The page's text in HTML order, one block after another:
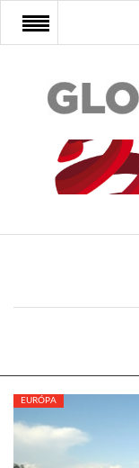
FŐOLDAL
AFRIKA
KÖZEL-KELET
EURÓPA